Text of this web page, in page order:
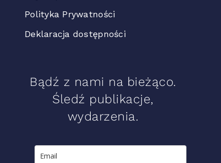
Polityka Prywatności
Deklaracja dostępności
Bądź z nami na bieżąco.
Śledź publikacje,
wydarzenia.